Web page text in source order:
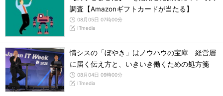
調査【Amazonギフトカードが当たる】
08月05日 07時00分
ITmedia
情シスの「ぼやき」はノウハウの宝庫 経営層
に届く伝え方と、いきいき働くための処方箋
08月04日 09時00分
ITmedia